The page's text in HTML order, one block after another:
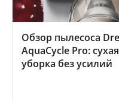
Обзор пылесоса
AquaCycle Pro:
уборка без усилий